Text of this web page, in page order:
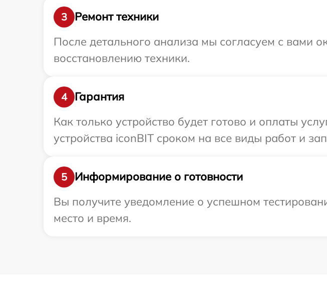
3
Ремонт техники
После детального анализа мы согласуем с вами
восстановлению техники.
4
Гарантия
Как только устройство будет готово и оплаты
устройства iconBIT сроком на все виды работ и
5
Информирование о готовности
Вы получите уведомление о успешном
место и время.